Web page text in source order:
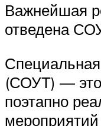
Важнейшая
отведена
(СОУТ) — это
поэтапно